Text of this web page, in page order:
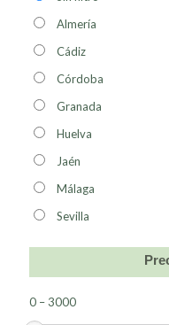
Almería
Cádiz
Córdoba
Granada
Huelva
Jaén
Málaga
Sevilla
0 – 3000